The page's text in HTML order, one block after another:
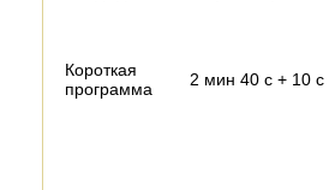
Короткая
программа
2 мин 40 с + 10 с